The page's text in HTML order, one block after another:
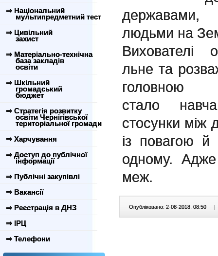
⇒ Національний
мультипредметний тест
⇒ Цивільний
захист
⇒ Матеріально-технічна
база закладів
освіти
⇒ Шкільний
громадський
бюджет
⇒ Стратегія розвитку
освіти Чернігівської
територіальної громади
⇒ Харчування
⇒ Доступ до публічної
інформації
⇒ Публічні закупівлі
⇒ Вакансії
⇒ Реєстрація в ДНЗ
⇒ ІРЦ
⇒ Телефони
державами,
людьми на
Вихователі
льне та
стало
стосунки між
із повагою й
одному.
меж.
Опубліковано: 2-08-2018, 08:50 |